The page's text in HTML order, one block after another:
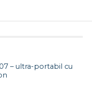
– ultra-portabil cu